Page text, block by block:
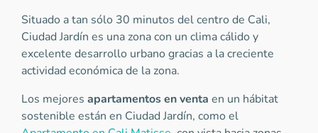
Situado a tan sólo 30 minutos del centro de Cali,
Ciudad Jardín es una zona con un clima cálido y
excelente desarrollo urbano gracias a la creciente
actividad económica de la zona.
Los mejores apartamentos en venta en un hábitat
sostenible están en Ciudad Jardín, como el